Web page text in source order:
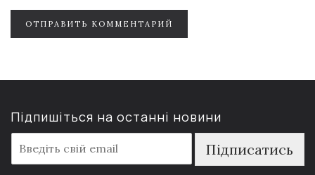
ОТПРАВИТЬ КОММЕНТАРИЙ
Підпишіться на останні новини
m
a
Підписатись